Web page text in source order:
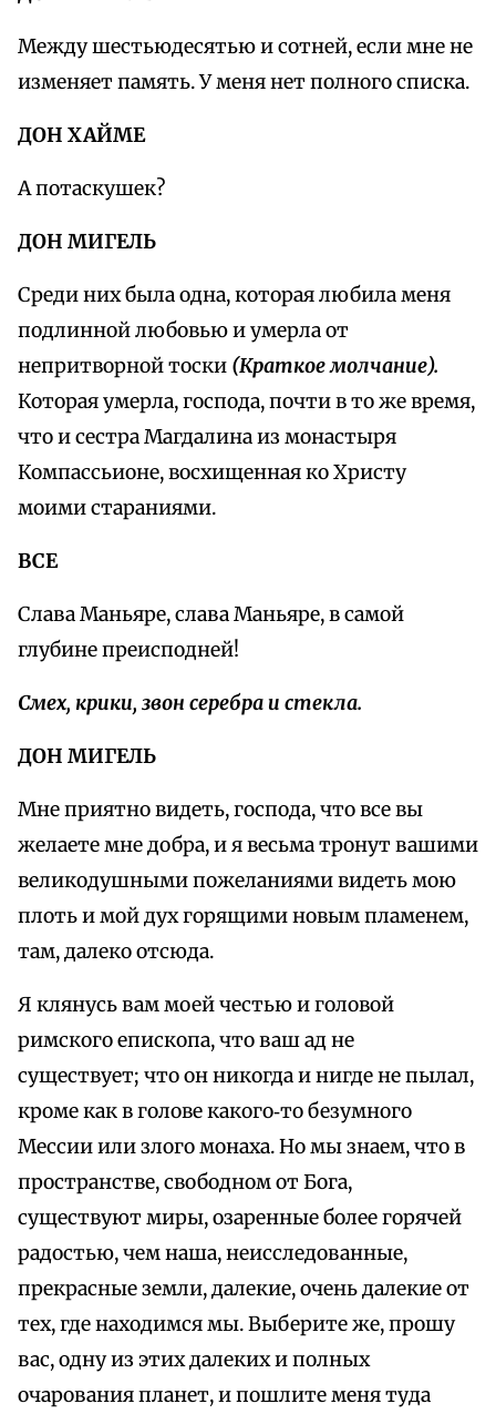
Между шестьюдесятью и сотней, если мне не
изменяет память. У меня нет полного списка.
ДОН ХАЙМЕ
А потаскушек?
ДОН МИГЕЛЬ
Среди них была одна, которая любила меня
подлинной любовью и умерла от
непритворной тоски (Краткое молчание).
Которая умерла, господа, почти в то же время,
что и сестра Магдалина из монастыря
Компассьионе, восхищенная ко Христу
моими стараниями.
ВСЕ
Слава Маньяре, слава Маньяре, в самой
глубине преисподней!
Смех, крики, звон серебра и стекла.
ДОН МИГЕЛЬ
Мне приятно видеть, господа, что все вы
желаете мне добра, и я весьма тронут вашими
великодушными пожеланиями видеть мою
плоть и мой дух горящими новым пламенем,
там, далеко отсюда.
Я клянусь вам моей честью и головой
римского епископа, что ваш ад не
существует; что он никогда и нигде не пылал,
кроме как в голове какого‑то безумного
Мессии или злого монаха. Но мы знаем, что в
пространстве, свободном от Бога,
существуют миры, озаренные более горячей
радостью, чем наша, неисследованные,
прекрасные земли, далекие, очень далекие от
тех, где находимся мы. Выберите же, прошу
вас, одну из этих далеких и полных
очарования планет, и пошлите меня туда